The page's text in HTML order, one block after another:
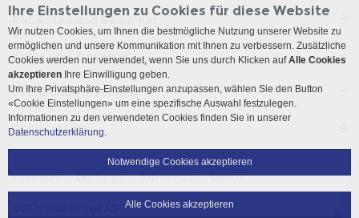
Patienten und Besucher
Ärzte und Zuweiser
Lehre und Forschung
Social Media
Impressum Disclaimer Datenschutz Sitemap
Ihre Einstellungen zu Cookies für diese Website
Wir nutzen Cookies, um Ihnen die bestmögliche Nutzung unserer Website zu
ermöglichen und unsere Kommunikation mit Ihnen zu verbessern. Zusätzliche
Cookies werden nur verwendet, wenn Sie uns durch Klicken aufAlle Cookies
akzeptieren Ihre Einwilligung geben.
Um Ihre Privatsphäre-Einstellungen anzupassen, wählen Sie den Button
«Cookie Einstellungen» um eine spezifische Auswahl festzulegen.
Informationen zu den verwendeten Cookies finden Sie in unserer
Datenschutzerklärung.
Notwendige Cookies akzeptieren
Alle Cookies akzeptieren